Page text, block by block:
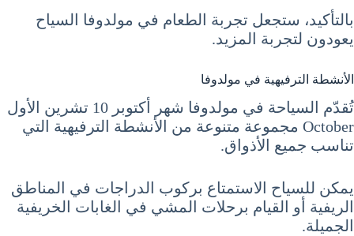
بالتأكيد، ستجعل تجربة الطعام في مولدوفا السياح
يعودون لتجربة المزيد.
الأنشطة الترفيهية في مولدوفا
تُقدّم السياحة في مولدوفا شهر أكتوبر 10 تشرين الأول
October مجموعة متنوعة من الأنشطة الترفيهية التي
تناسب جميع الأذواق.
يمكن للسياح الاستمتاع بركوب الدراجات في المناطق
الريفية أو القيام برحلات المشي في الغابات الخريفية
الجميلة.